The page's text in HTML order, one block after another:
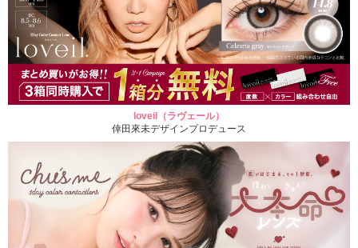
loveil（ラヴェール）
倖田來未デザインプロデュース